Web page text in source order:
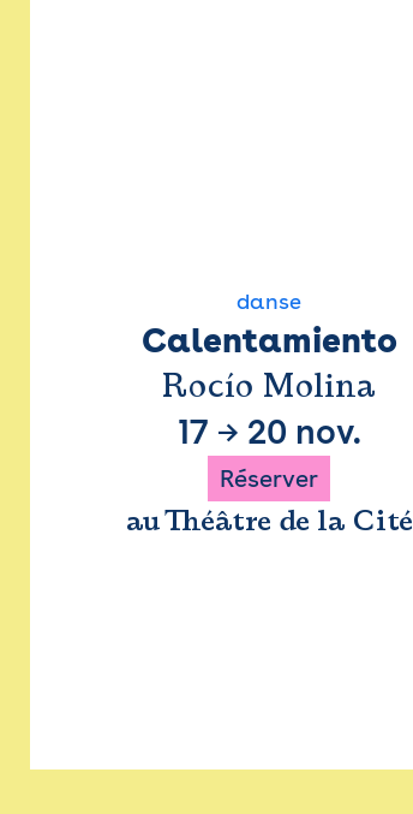
danse
Calentamiento
Rocío Molina
17 → 20 nov.
Réserver
au Théâtre de la Cité